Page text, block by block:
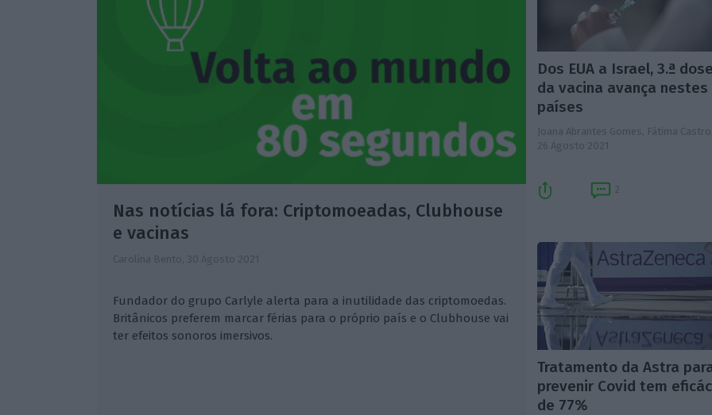
Nas notícias lá fora: Criptomoeadas, Clubhouse
e vacinas
Carolina Bento, 30 Agosto 2021
Fundador do grupo Carlyle alerta para a inutilidade das criptomoedas.
Britânicos preferem marcar férias para o próprio país e o Clubhouse vai
ter efeitos sonoros imersivos.
Dos EUA a Israel, 3.ª
da vacina avança nestes
países
Joana Abrantes Gomes, Fátima
26 Agosto 2021
2
Tratamento da Astra
prevenir Covid tem
de 77%